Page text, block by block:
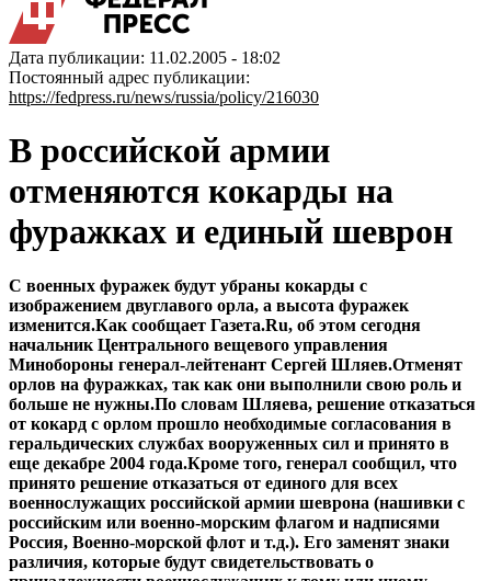
Дата публикации: 11.02.2005 - 18:02
Постоянный адрес публикации:
https://fedpress.ru/news/russia/policy/216030
В российской армии
отменяются кокарды на
фуражках и единый шеврон
С военных фуражек будут убраны кокарды с
изображением двуглавого орла, а высота фуражек
изменится.Как сообщает Газета.Ru, об этом сегодня
начальник Центрального вещевого управления
Минобороны генерал-лейтенант Сергей Шляев.Отменят
орлов на фуражках, так как они выполнили свою роль и
больше не нужны.По словам Шляева, решение отказаться
от кокард с орлом прошло необходимые согласования в
геральдических службах вооруженных сил и принято в
еще декабре 2004 года.Кроме того, генерал сообщил, что
принято решение отказаться от единого для всех
военнослужащих российской армии шеврона (нашивки с
российским или военно-морским флагом и надписями
Россия, Военно-морской флот и т.д.). Его заменят знаки
различия, которые будут свидетельствовать о